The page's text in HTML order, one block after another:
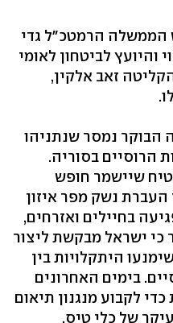
הממשלה הרמטכ"ל גדי
והיועץ לביטחון לאומי
זאב אלקין,
נמסר שנתניהו
הרוסיים בסוריה.
שיישמר חופש
נשק מפר איזון
בחיילים ואזרחים,
כי ישראל מבקשת ליצור
היתקלויות בין
בימים האחרונים
לקבוע מנגנון תיאום
של כלי טיס.